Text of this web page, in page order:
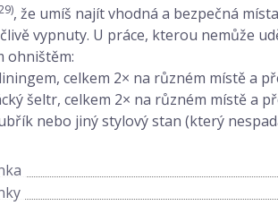
, že umíš najít vhodná a bezpečná
vypnuty. U práce, kterou nemůže
ohništěm:
celkem 2× na různém místě a
šeltr, celkem 2× na různém místě a
nebo jiný stylový stan (který